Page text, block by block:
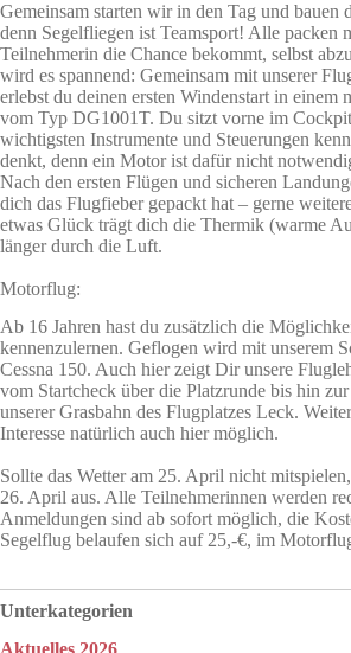
Gemeinsam starten wir in den Tag und bauen
denn Segelfliegen ist Teamsport! Alle packen
Teilnehmerin die Chance bekommt, selbst
wird es spannend: Gemeinsam mit unserer
erlebst du deinen ersten Windenstart in einem
vom Typ DG1001T. Du sitzt vorne im
wichtigsten Instrumente und Steuerungen
denkt, denn ein Motor ist dafür nicht
Nach den ersten Flügen und sicheren
dich das Flugfieber gepackt hat – gerne
etwas Glück trägt dich die Thermik (warme
länger durch die Luft.
Motorflug:
Ab 16 Jahren hast du zusätzlich die
kennenzulernen. Geflogen wird mit unserem
Cessna 150. Auch hier zeigt Dir unsere
vom Startcheck über die Platzrunde bis hin
unserer Grasbahn des Flugplatzes Leck.
Interesse natürlich auch hier möglich.
Sollte das Wetter am 25. April nicht
26. April aus. Alle Teilnehmerinnen werden
Anmeldungen sind ab sofort möglich, die
Segelflug belaufen sich auf 25,-€, im
Unterkategorien